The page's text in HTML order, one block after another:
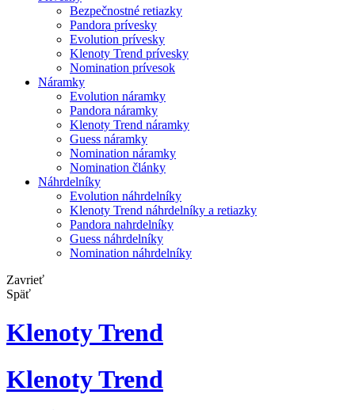
Bezpečnostné retiazky
Pandora prívesky
Evolution prívesky
Klenoty Trend prívesky
Nomination prívesok
Náramky
Evolution náramky
Pandora náramky
Klenoty Trend náramky
Guess náramky
Nomination náramky
Nomination články
Náhrdelníky
Evolution náhrdelníky
Klenoty Trend náhrdelníky a retiazky
Pandora nahrdelníky
Guess náhrdelníky
Nomination náhrdelníky
Zavrieť
Späť
Klenoty Trend
Klenoty Trend